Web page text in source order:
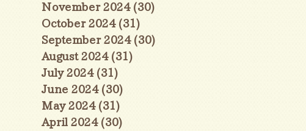
November 2024 (30)
October 2024 (31)
September 2024 (30)
August 2024 (31)
July 2024 (31)
June 2024 (30)
May 2024 (31)
April 2024 (30)